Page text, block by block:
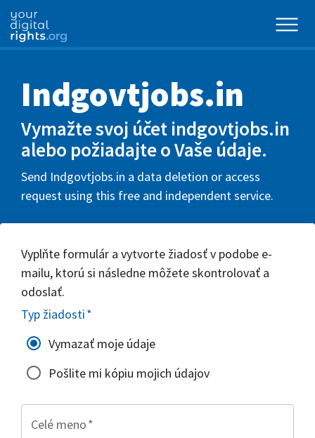
Indgovtjobs.in
Vymažte svoj účet indgovtjobs.in
alebo požiadajte o Vaše údaje.
Send Indgovtjobs.in a data deletion or access
request using this free and independent service.
Vyplňte formulár a vytvorte žiadosť v podobe e-
mailu, ktorú si následne môžete skontrolovať a
odoslať.
Typ žiadosti*
Vymazať moje údaje
Pošlite mi kópiu mojich údajov
Celé meno*